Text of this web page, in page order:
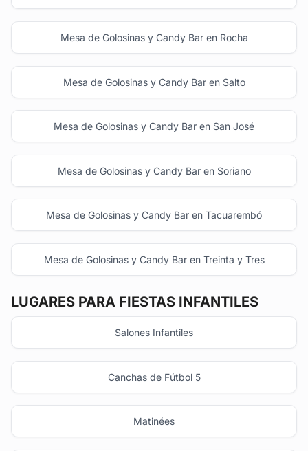
Mesa de Golosinas y Candy Bar en Rocha
Mesa de Golosinas y Candy Bar en Salto
Mesa de Golosinas y Candy Bar en San José
Mesa de Golosinas y Candy Bar en Soriano
Mesa de Golosinas y Candy Bar en Tacuarembó
Mesa de Golosinas y Candy Bar en Treinta y Tres
LUGARES PARA FIESTAS INFANTILES
Salones Infantiles
Canchas de Fútbol 5
Matinées